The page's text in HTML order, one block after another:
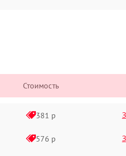
Стоимость
381 р
576 р